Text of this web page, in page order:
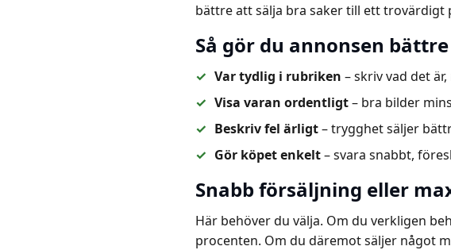
bättre att sälja bra saker till ett
Så gör du annonsen bättre
Var tydlig i rubriken – skriv vad det
Visa varan ordentligt– bra bilder
Beskriv fel ärligt– trygghet säljer
Gör köpet enkelt– svara snabbt,
Snabb försäljning eller
Här behöver du välja. Om du verkligen
procenten. Om du däremot säljer något